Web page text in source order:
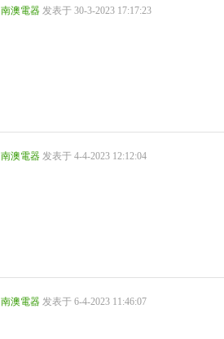
南澳電器 发表于 30-3-2023 17:17:23
南澳電器 发表于 4-4-2023 12:12:04
南澳電器 发表于 6-4-2023 11:46:07